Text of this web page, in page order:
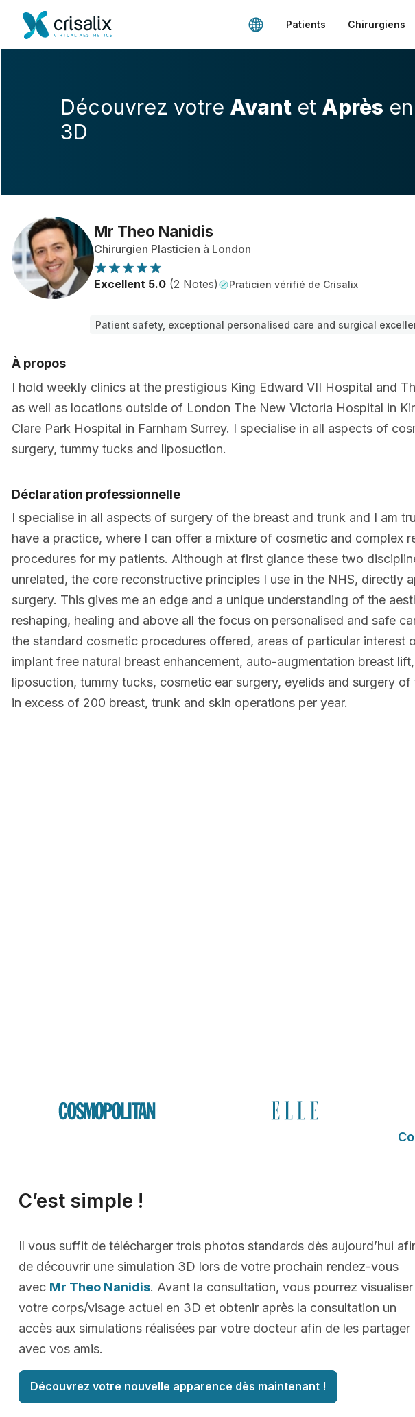
Patients Chirurgiens
Découvrez votre Avant et Après en
3D
Mr Theo Nanidis
Chirurgien Plasticien à London
Excellent 5.0 (2 Notes) Praticien vérifié de Crisalix
Patient safety, exceptional personalised care and surgical
À propos
I hold weekly clinics at the prestigious King Edward VII Hospital and
as well as locations outside of London The New Victoria Hospital in
Clare Park Hospital in Farnham Surrey. I specialise in all aspects of
surgery, tummy tucks and liposuction.
Déclaration professionnelle
I specialise in all aspects of surgery of the breast and trunk and I am
have a practice, where I can offer a mixture of cosmetic and complex
procedures for my patients. Although at first glance these two
unrelated, the core reconstructive principles I use in the NHS, directly
surgery. This gives me an edge and a unique understanding of the
reshaping, healing and above all the focus on personalised and safe
the standard cosmetic procedures offered, areas of particular interest
implant free natural breast enhancement, auto-augmentation breast
liposuction, tummy tucks, cosmetic ear surgery, eyelids and surgery of
in excess of 200 breast, trunk and skin operations per year.
C’est simple !
Il vous suffit de télécharger trois photos standards dès aujourd’hui
de découvrir une simulation 3D lors de votre prochain rendez-vous
avec Mr Theo Nanidis. Avant la consultation, vous pourrez visualiser
votre corps/visage actuel en 3D et obtenir après la consultation un
accès aux simulations réalisées par votre docteur afin de les partager
avec vos amis.
Découvrez votre nouvelle apparence dès maintenant !